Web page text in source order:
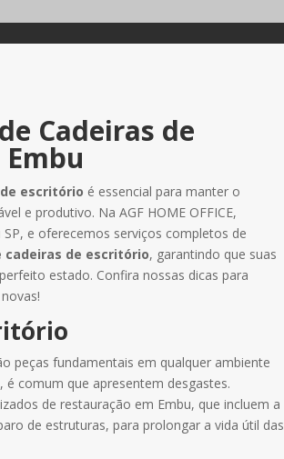
Cadeiras de
escritório é essencial para manter o
e produtivo. Na AGF HOME OFFICE,
e oferecemos serviços completos de
cadeiras de escritório, garantindo que suas
estado. Confira nossas dicas para
peças fundamentais em qualquer ambiente
comum que apresentem desgastes.
de restauração em Embu, que incluem a
de estruturas, para prolongar a vida útil das